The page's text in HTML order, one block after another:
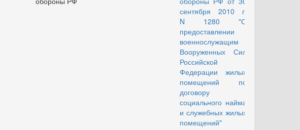
сентября 2010 г.
N 1280 "О
предоставлении
военнослужащим
Вооруженных Сил
Российской
Федерации жилых
помещений по
договору
социального найма
и служебных жилых
помещений"